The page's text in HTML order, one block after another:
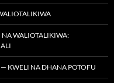
WALIOTALIKIWA:
KWELI NA DHANA POTOFU